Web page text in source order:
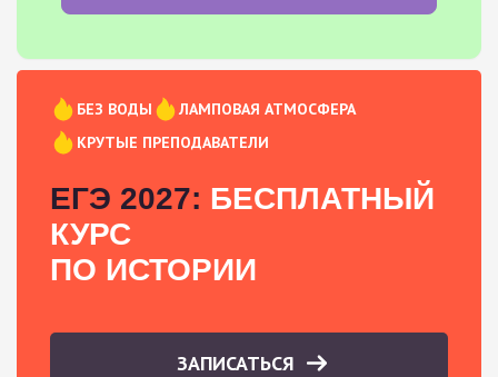
БЕЗ ВОДЫ
ЛАМПОВАЯ АТМОСФЕРА
КРУТЫЕ ПРЕПОДАВАТЕЛИ
ЕГЭ 2027: БЕСПЛАТНЫЙ
КУРС
ПО ИСТОРИИ
ЗАПИСАТЬСЯ